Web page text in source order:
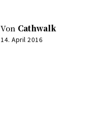
Von Cathwalk
14. April 2016